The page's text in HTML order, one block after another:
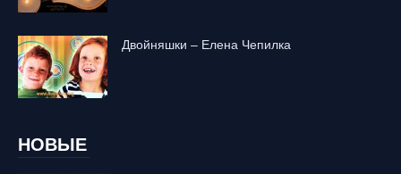
Двойняшки – Елена Чепилка
НОВЫЕ